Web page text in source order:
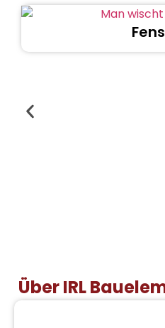
Über IRL